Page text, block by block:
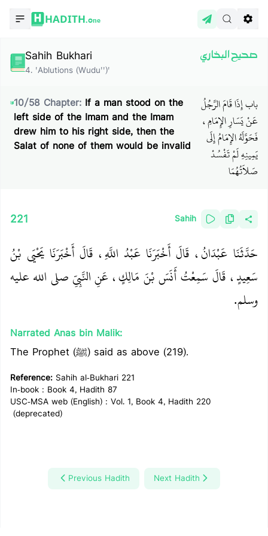
HADITH.One
Sahih Bukhari
4. 'Ablutions (Wudu'')'
صحيح البخاري
10/58 Chapter: If a man stood on the
left side of the Imam and the Imam
drew him to his right side, then the
Salat of none of them would be invalid
باب إِذَا قَامَ الرَّجُلُ
عَنْ يَسَارِ الإِمَامِ،
فَحَوَّلَهُ الإِمَامُ إِلَى
يَمِينِهِ لَمْ تَفْسُدْ
صَلاَتُهُمَا
221 Sahih
حَدَّثَنَا عَبْدَانُ، قَالَ أَخْبَرَنَا عَبْدُ اللَّهِ، قَالَ أَخْبَرَنَا يَحْيَى بْنُ
سَعِيدٍ، قَالَ سَمِعْتُ أَنَسَ بْنَ مَالِكٍ، عَنِ النَّبِيِّ صلى الله عليه
وسلم‏.‏
Narrated Anas bin Malik:
The Prophet (ﷺ) said as above (219).
Reference: Sahih al-Bukhari 221
In-book : Book 4, Hadith 87
USC-MSA web (English) : Vol. 1, Book 4, Hadith 220
(deprecated)
Previous Hadith Next Hadith